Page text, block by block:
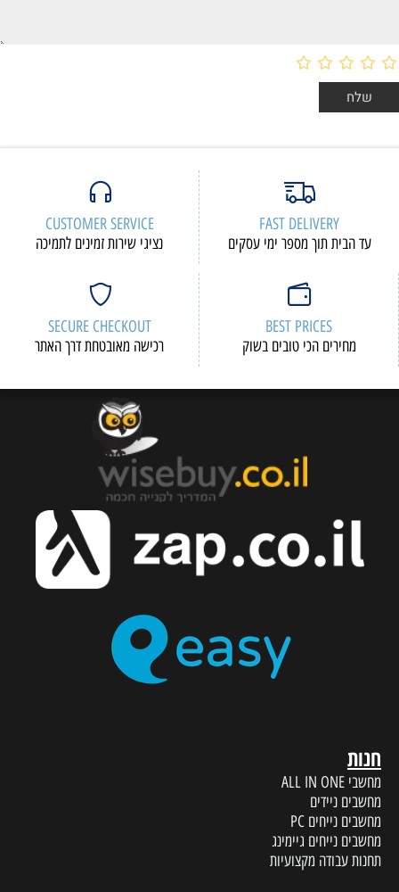
FAST DELIVERY
עד הבית תוך מספר ימי עסקים
CUSTOMER SERVICE
נציגי שירות זמינים לתמיכה
BEST PRICES
מחירים הכי טובים בשוק
SECURE CHECKOUT
רכישה מאובטחת דרך האתר
חנות
מחשבי ALL IN ONE
מחשבים ניידים
מחשבים נייחים PC
מחשבים נייחים גיימינג
תחנות עבודה מקצועיות